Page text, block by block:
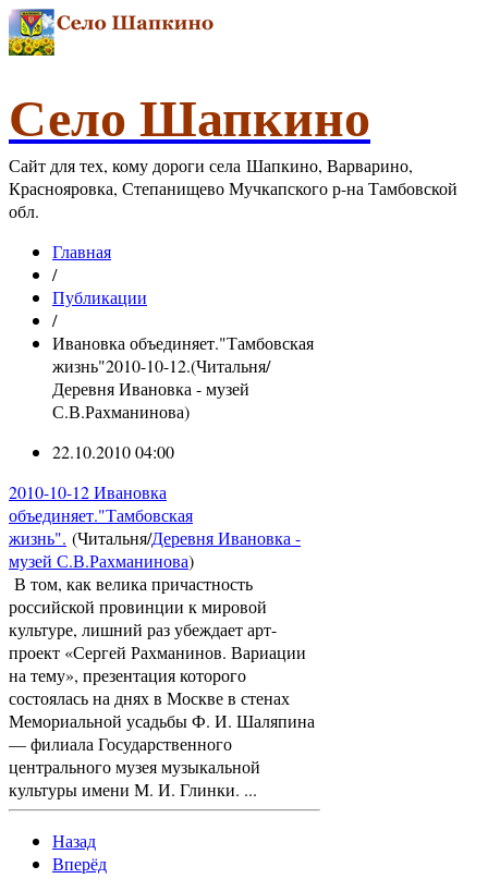
Село Шапкино
Сайт для тех, кому дороги села Шапкино, Варварино,
Краснояровка, Степанищево Мучкапского р-на Тамбовской
обл.
Главная
/
Публикации
/
Ивановка объединяет."Тамбовская
жизнь"2010-10-12.(Читальня/
Деревня Ивановка - музей
С.В.Рахманинова)
22.10.2010 04:00
2010-10-12 Ивановка
объединяет."Тамбовская
жизнь". (Читальня/Деревня Ивановка -
музей С.В.Рахманинова)
В том, как велика причастность
российской провинции к мировой
культуре, лишний раз убеждает арт-
проект «Сергей Рахманинов. Вариации
на тему», презентация которого
состоялась на днях в Москве в стенах
Мемориальной усадьбы Ф. И. Шаляпина
— филиала Государственного
центрального музея музыкальной
культуры имени М. И. Глинки. ...
Назад
Вперёд